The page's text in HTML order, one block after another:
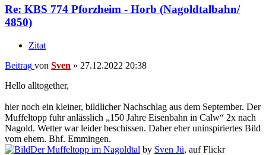
Re: KBS 774 Pforzheim - Horb (Nagoldtalbahn/
4850)
Zitat
Beitrag von Sven » 27.12.2022 20:38
Hello alltogether,
hier noch ein kleiner, bildlicher Nachschlag aus dem September. Der
Muffeltopp fuhr anlässlich „150 Jahre Eisenbahn in Calw“ 2x nach
Nagold. Wetter war leider beschissen. Daher eher uninspiriertes Bild
vom ehem. Bhf. Emmingen.
Der Muffeltopp im Nagoldtal by Sven Jü, auf Flickr